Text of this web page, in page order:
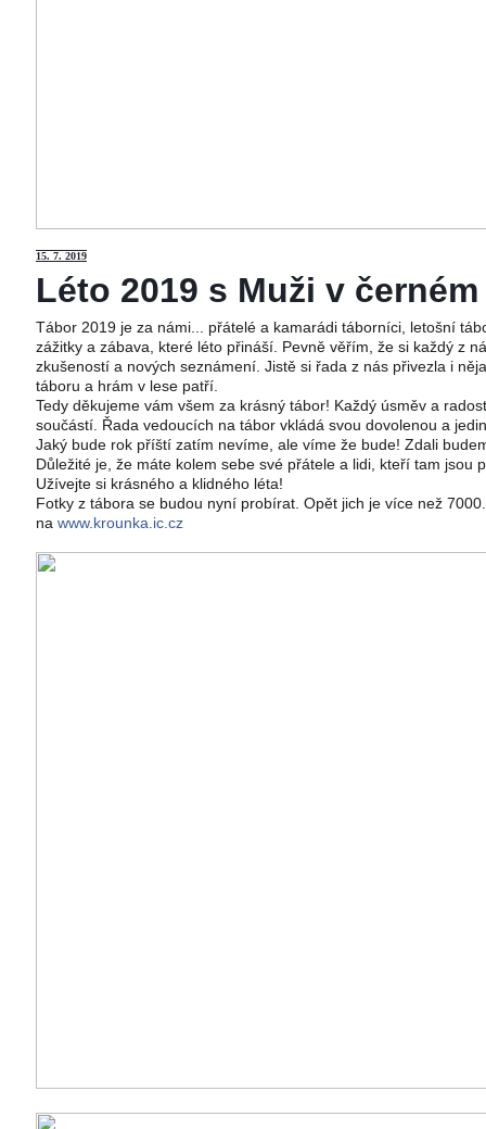
15. 7. 2019
Léto 2019 s Muži v
Tábor 2019 je za námi... přátelé a kamarádi táborníci, letošní
zážitky a zábava, které léto přináší. Pevně věřím, že si každý z
zkušeností a nových seznámení. Jistě si řada z nás přivezla i
táboru a hrám v lese patří.
Tedy děkujeme vám všem za krásný tábor! Každý úsměv a
součástí. Řada vedoucích na tábor vkládá svou dovolenou a
Jaký bude rok příští zatím nevíme, ale víme že bude! Zdali
Důležité je, že máte kolem sebe své přátele a lidi, kteří tam jsou
Užívejte si krásného a klidného léta!
Fotky z tábora se budou nyní probírat. Opět jich je více než
na www.krounka.ic.cz